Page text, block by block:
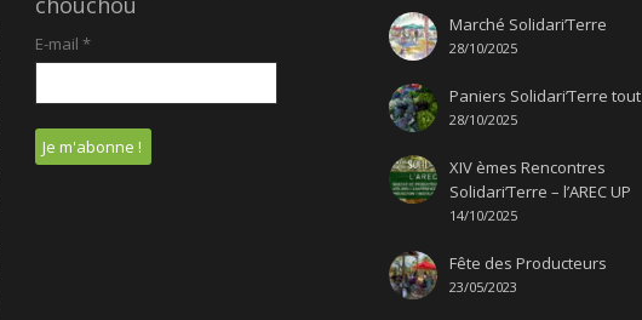
E-mail *
Marché Solidari’Terre
28/10/2025
Paniers Solidari’Terre
28/10/2025
XIV èmes Rencontres
Solidari’Terre – l’AREC UP
14/10/2025
Fête des Producteurs
23/05/2023